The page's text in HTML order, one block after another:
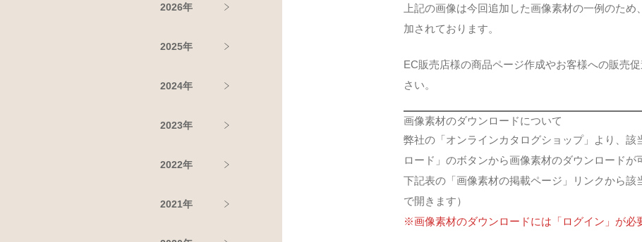
2026年
2025年
2024年
2023年
2022年
2021年
上記の画像は今回追加した画像素材の一例のた
加されております。
EC販売店様の商品ページ作成やお客様への販売
さい。
画像素材のダウンロードについて
弊社の「オンラインカタログショップ」より、
ロード」のボタンから画像素材のダウンロードが
下記表の「画像素材の掲載ページ」リンクから
で開きます）
※画像素材のダウンロードには「ログイン」が必